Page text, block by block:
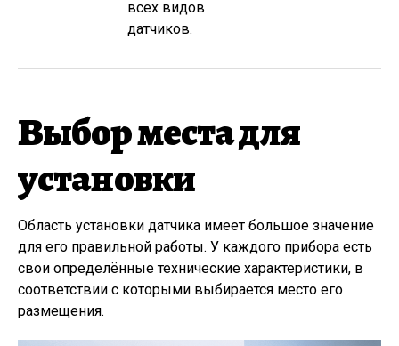
всех видов
датчиков.
Выбор места для
установки
Область установки датчика имеет большое значение
для его правильной работы. У каждого прибора есть
свои определённые технические характеристики, в
соответствии с которыми выбирается место его
размещения.